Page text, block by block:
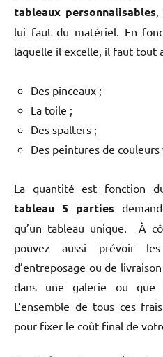
tableaux personnalisables,
lui faut du matériel. En
laquelle il excelle, il faut tout
Des pinceaux ;
La toile ;
Des spalters ;
Des peintures de couleurs
La quantité est fonction
tableau 5 parties
qu’un tableau unique. À
pouvez aussi prévoir
d’entreposage ou de
dans une galerie ou
L’ensemble de tous ces
pour fixer le coût final de